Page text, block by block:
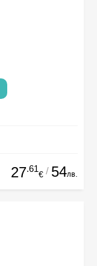
27.61
€ / 54лв.